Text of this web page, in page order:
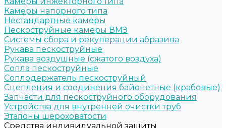
Камеры напорного типа
Нестандартные камеры
Пескоструйные камеры ВМЗ
Системы сбора и рекуперации абразива
Рукава пескоструйные
Рукава воздушные (сжатого воздуха)
Сопла пескоструйные
Соплодержатель пескоструйный
Сцепления и соединения байонетные (крабовые)
Запчасти для пескоструйного оборудования
Устройства для внутренней очистки труб
Эталоны шероховатости
Средства индивидуальной защиты